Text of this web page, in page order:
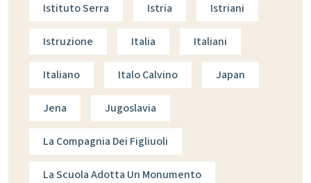
Istituto Serra Istria Istriani
Istruzione Italia Italiani
Italiano Italo Calvino Japan
Jena Jugoslavia
La Compagnia Dei Figliuoli
La Scuola Adotta Un Monumento